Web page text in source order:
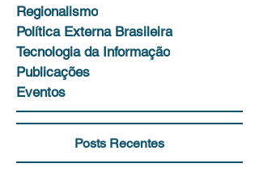
Regionalismo
Política Externa Brasileira
Tecnologia da Informação
Publicações
Eventos
Posts Recentes